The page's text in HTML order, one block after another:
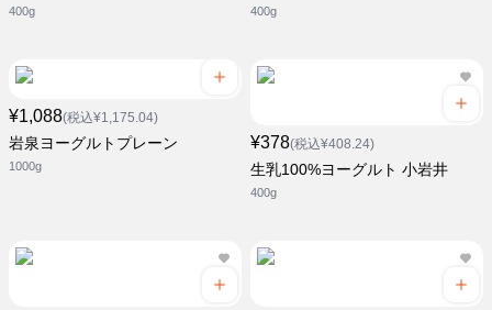
400g 400g
¥1,088(税込¥1,175.04)
岩泉ヨーグルトプレーン
1000g
¥378(税込¥408.24)
生乳100%ヨーグルト 小岩井
400g